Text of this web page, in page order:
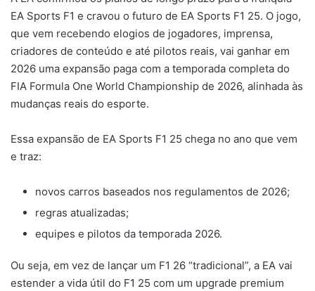
EA Sports F1 e cravou o futuro de EA Sports F1 25. O jogo,
que vem recebendo elogios de jogadores, imprensa,
criadores de conteúdo e até pilotos reais, vai ganhar em
2026 uma expansão paga com a temporada completa do
FIA Formula One World Championship de 2026, alinhada às
mudanças reais do esporte.
Essa expansão de EA Sports F1 25 chega no ano que vem
e traz:
novos carros baseados nos regulamentos de 2026;
regras atualizadas;
equipes e pilotos da temporada 2026.
Ou seja, em vez de lançar um F1 26 “tradicional”, a EA vai
estender a vida útil do F1 25 com um upgrade premium